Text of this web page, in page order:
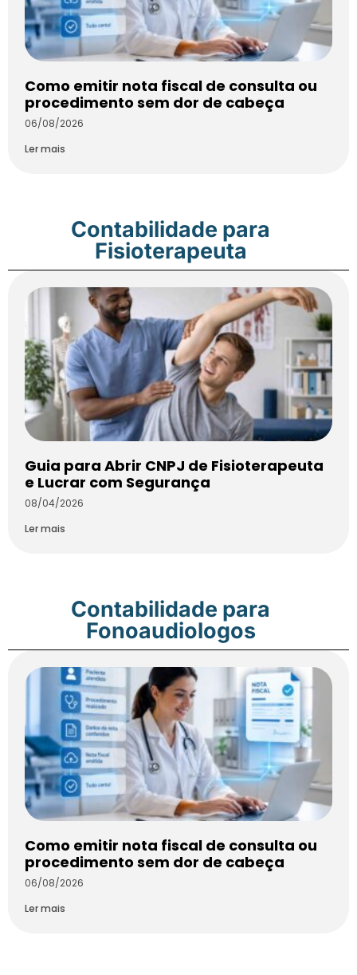
Como emitir nota fiscal de consulta ou
procedimento sem dor de cabeça
06/08/2026
Ler mais
Contabilidade para
Fisioterapeuta
Guia para Abrir CNPJ de Fisioterapeuta
e Lucrar com Segurança
08/04/2026
Ler mais
Contabilidade para
Fonoaudiologos
Como emitir nota fiscal de consulta ou
procedimento sem dor de cabeça
06/08/2026
Ler mais